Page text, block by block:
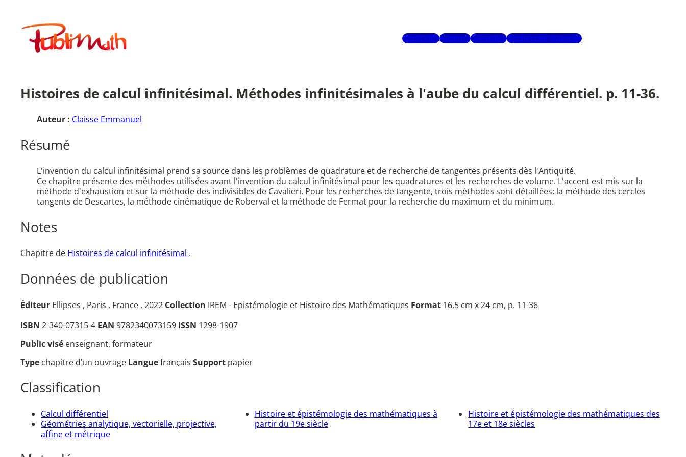
contenuPublimath
Mots-clésAuteursGlossaireRecherche avancée
Histoires de calcul infinitésimal. Méthodes infinitésimales à l'aube du calcul différentiel. p. 11-36.
Auteur : Claisse Emmanuel
Résumé
L'invention du calcul infinitésimal prend sa source dans les problèmes de quadrature et de recherche de tangentes présents dès l'Antiquité.
Ce chapitre présente des méthodes utilisées avant l'invention du calcul infinitésimal pour les quadratures et les recherches de volume. L'accent est mis sur la
méthode d'exhaustion et sur la méthode des indivisibles de Cavalieri. Pour les recherches de tangente, trois méthodes sont détaillées: la méthode des cercles
tangents de Descartes, la méthode cinématique de Roberval et la méthode de Fermat pour la recherche du maximum et du minimum.
Notes
Chapitre de Histoires de calcul infinitésimal .
Données de publication
Éditeur Ellipses , Paris , France , 2022 Collection IREM - Epistémologie et Histoire des Mathématiques Format 16,5 cm x 24 cm, p. 11-36
ISBN 2-340-07315-4 EAN 9782340073159 ISSN 1298-1907
Public visé enseignant, formateur
Type chapitre d’un ouvrage Languefrançais Support papier
Classification
Calcul différentiel
Géométries analytique, vectorielle, projective,
affine et métrique
Histoire et épistémologie des mathématiques à
partir du 19e siècle
Histoire et épistémologie des mathématiques des
17e et 18e siècles